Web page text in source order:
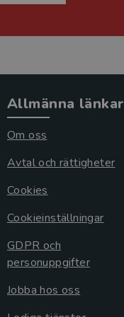
Allmänna länkar
Om oss
Avtal och rättigheter
Cookies
Cookieinställningar
GDPR och
personuppgifter
Jobba hos oss